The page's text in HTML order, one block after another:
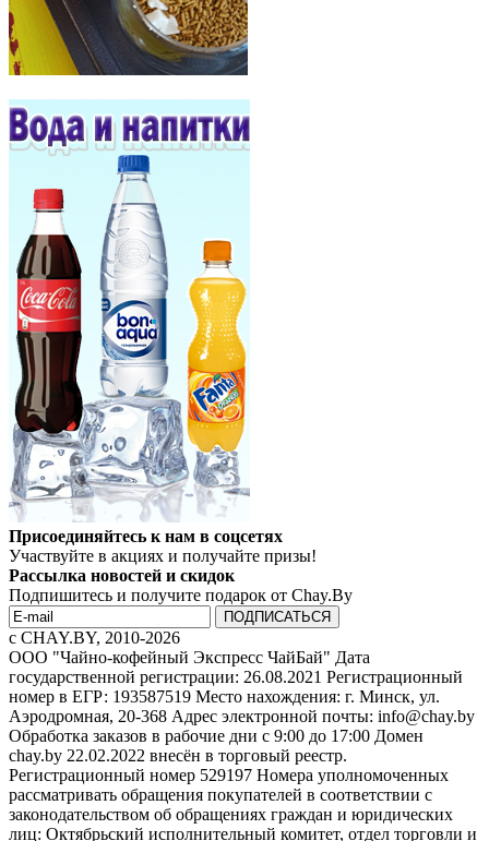
Присоединяйтесь к нам в соцсетях
Участвуйте в акциях и получайте призы!
Рассылка новостей и скидок
Подпишитесь и получите подарок от Chay.By
c CHAY.BY, 2010-2026
ООО "Чайно-кофейный Экспресс ЧайБай" Дата
государственной регистрации: 26.08.2021 Регистрационный
номер в ЕГР: 193587519 Место нахождения: г. Минск, ул.
Аэродромная, 20-368 Адрес электронной почты: info@chay.by
Обработка заказов в рабочие дни с 9:00 до 17:00 Домен
chay.by 22.02.2022 внесён в торговый реестр.
Регистрационный номер 529197 Номера уполномоченных
рассматривать обращения покупателей в соответствии с
законодательством об обращениях граждан и юридических
лиц: Октябрьский исполнительный комитет, отдел торговли и